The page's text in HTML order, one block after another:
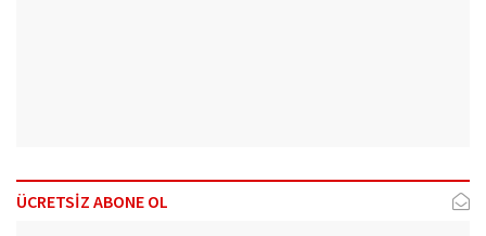
ÜCRETSİZ ABONE OL